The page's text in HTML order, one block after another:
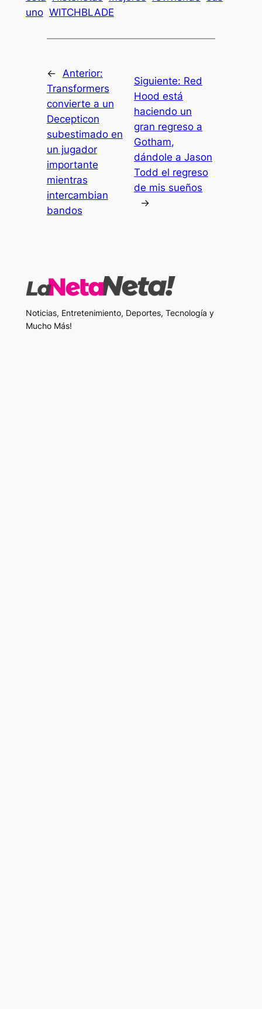
uno WITCHBLADE
←
Anterior:
Transformers
convierte a un
Decepticon
subestimado en
un jugador
importante
mientras
intercambian
bandos
Siguiente: Red
Hood está
haciendo un
gran regreso a
Gotham,
dándole a Jason
Todd el regreso
de mis sueños
→
Noticias, Entretenimiento, Deportes, Tecnología y
Mucho Más!